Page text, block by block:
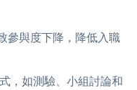
參與度下降，降低入職
，如測驗、小組討論和